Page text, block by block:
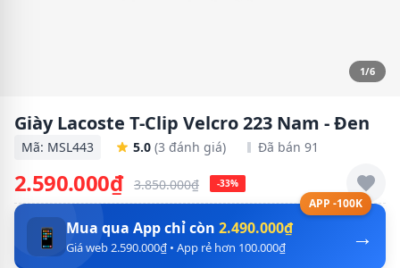
1/6
Giày Lacoste T-Clip Velcro 223 Nam - Đen
Mã: MSL443 5.0 (3 đánh giá) Đã bán 91
2.590.000₫ 3.850.000₫ -33%
APP -100K
→
📱 Mua qua App chỉ còn 2.490.000₫
Giá web 2.590.000₫ • App rẻ hơn 100.000₫